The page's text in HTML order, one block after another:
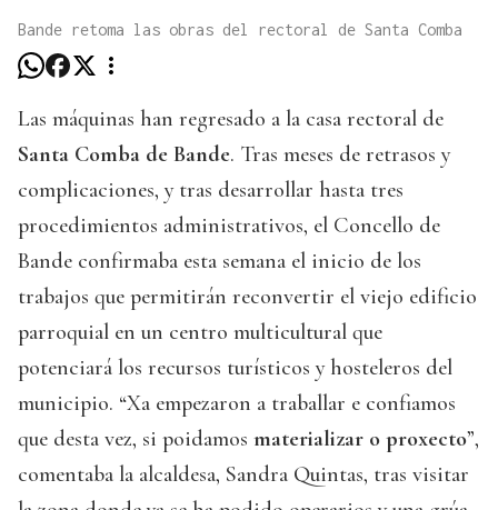
Bande retoma las obras del rectoral de Santa Comba
Las máquinas han regresado a la casa rectoral de
Santa Comba de Bande. Tras meses de retrasos y
complicaciones, y tras desarrollar hasta tres
procedimientos administrativos, el Concello de
Bande confirmaba esta semana el inicio de los
trabajos que permitirán reconvertir el viejo edificio
parroquial en un centro multicultural que
potenciará los recursos turísticos y hosteleros del
municipio. “Xa empezaron a traballar e confiamos
que desta vez, si poidamos materializar o proxecto”,
comentaba la alcaldesa, Sandra Quintas, tras visitar